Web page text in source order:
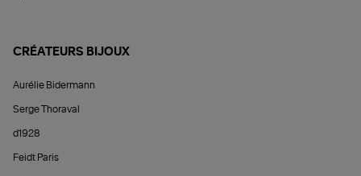
CRÉATEURS BIJOUX
Aurélie Bidermann
Serge Thoraval
d1928
Feidt Paris